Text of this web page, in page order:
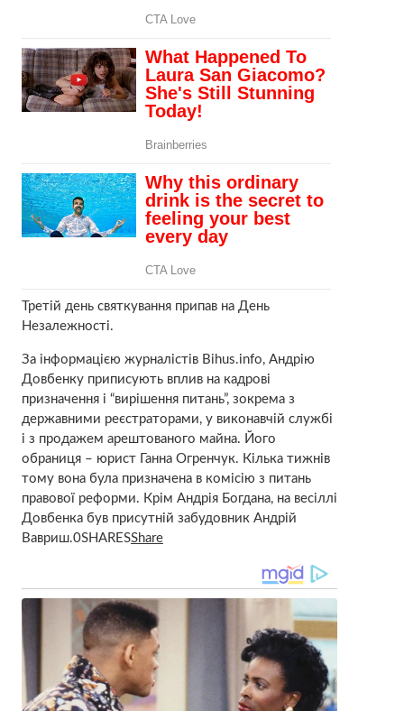
Третій день святкування припав на День
Незалежності.
За інформацією журналістів Bihus.info, Андрію
Довбенку приписують вплив на кадрові
призначення і “вирішення питань”, зокрема з
державними реєстраторами, у виконавчій службі
і з продажем арештованого майна. Його
обраниця – юрист Ганна Огренчук. Кілька тижнів
тому вона була призначена в комісію з питань
правової реформи. Крім Андрія Богдана, на весіллі
Довбенка був присутній забудовник Андрій
Вавриш.0SHARESShare